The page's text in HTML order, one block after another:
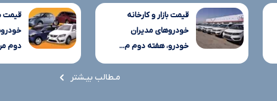
قیمت بازار و کارخانه
خودروهای مدیران
خودرو، هفته دوم م...
قیمت
دوم
مـطالب بیـشتر